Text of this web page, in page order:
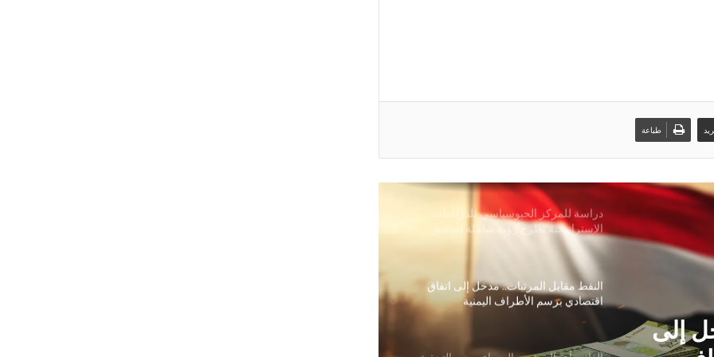
طباعة
يوجه
في اليمن
النفط مقابل المرتبات.. مدخل إلى اتفاق
اقتصادي برسم الأطراف اليمنية
القائم بأعمال رئيس الوزراء يوجه بالتحقيق
مع شركة النفط والموصفات والمقاييس في